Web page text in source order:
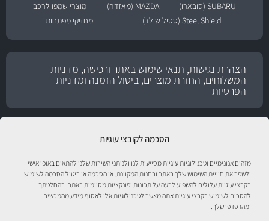
הסכמה לקובצי עוגיות
מזהים אנונימיים וטכנולוגיות עוגיות מסייעות לנו ולנותני השירות שלנו להתאים באופן אישי
ולשפר את חוויית השימוש שלך באתר ובחנות המקוונת. אי הסכמה או ביטול הסכמה לשימוש
בקבצי עוגיות עלולים להשפיע לרעה על תכונות ופונקציות מסוימות באתר. בהחלטתך
להסכים לשימוש בקבצי עוגיות אתה מאשר לטכנולוגיות אלו לאסוף מידע מהמכשיר
ומהדפדפן שלך.
SUBARU (סובארו)
MAZDA (מאזדה)
מוצרי שמפו לרכב
Steel Shield (סטיל שילד)
מחזיקי מפתחות
הצהרת נגישות, תנאי שימוש באתר ורכישה, מדניות
המשלוחים, החזרת מוצרים, ביטול הזמנה ומדניות
הפרטיות